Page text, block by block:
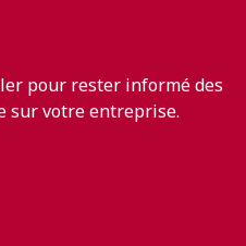
pour rester informé des
sur votre entreprise.